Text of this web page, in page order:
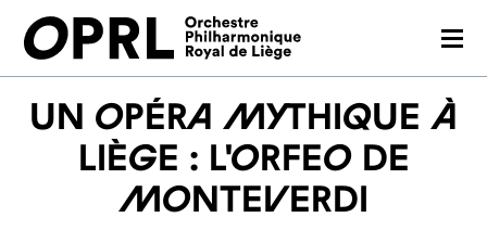
CONCERTS
SAISON 26-27
JEUNES PUBLICS
Un opéra mythique à
Liège : L'Orfeo de
Monteverdi